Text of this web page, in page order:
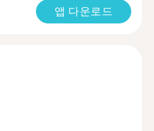
앱 다운로드